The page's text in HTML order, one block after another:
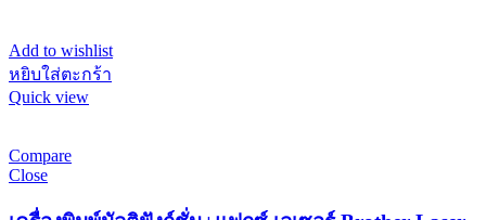
Add to wishlist
หยิบใส่ตะกร้า
Quick view
Compare
Close